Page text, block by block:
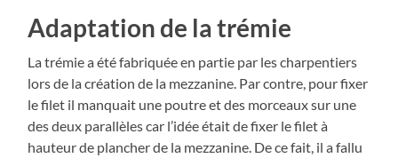
Adaptation de la trémie
La trémie a été fabriquée en partie par les charpentiers
lors de la création de la mezzanine. Par contre, pour fixer
le filet il manquait une poutre et des morceaux sur une
des deux parallèles car l’idée était de fixer le filet à
hauteur de plancher de la mezzanine. De ce fait, il a fallu